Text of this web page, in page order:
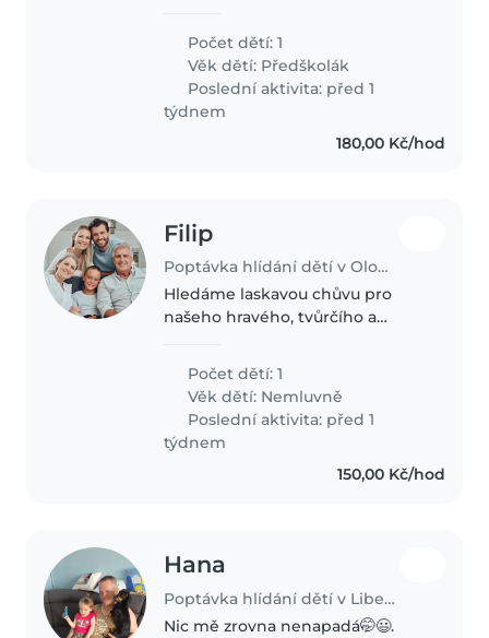
Počet dětí: 1
Věk dětí: Předškolák
Poslední aktivita: před 1
týdnem
180,00 Kč/hod
Filip
Poptávka hlídání dětí v Olomouc
Hledáme laskavou chůvu pro
našeho hravého, tvůrčího a
u nás doma. Vstřícný přístup a
trpělivost jsou pro nás klíčové.
Počet dětí: 1
Věk dětí: Nemluvně
Poslední aktivita: před 1
týdnem
150,00 Kč/hod
Hana
Poptávka hlídání dětí v Liberec
Nic mě zrovna nenapadá🤭😃.